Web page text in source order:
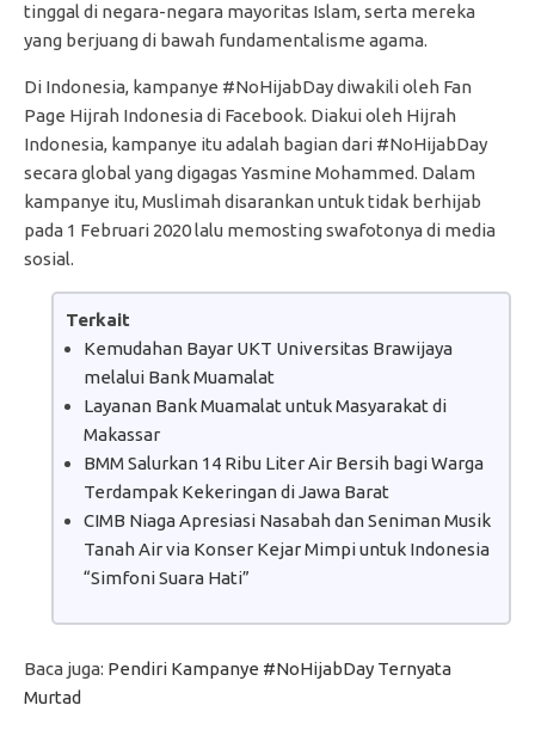
tinggal di negara-negara mayoritas Islam, serta mereka
yang berjuang di bawah fundamentalisme agama.
Di Indonesia, kampanye #NoHijabDay diwakili oleh Fan
Page Hijrah Indonesia di Facebook. Diakui oleh Hijrah
Indonesia, kampanye itu adalah bagian dari #NoHijabDay
secara global yang digagas Yasmine Mohammed. Dalam
kampanye itu, Muslimah disarankan untuk tidak berhijab
pada 1 Februari 2020 lalu memosting swafotonya di media
sosial.
Terkait
Kemudahan Bayar UKT Universitas Brawijaya
melalui Bank Muamalat
Layanan Bank Muamalat untuk Masyarakat di
Makassar
BMM Salurkan 14 Ribu Liter Air Bersih bagi Warga
Terdampak Kekeringan di Jawa Barat
CIMB Niaga Apresiasi Nasabah dan Seniman Musik
Tanah Air via Konser Kejar Mimpi untuk Indonesia
“Simfoni Suara Hati”
Baca juga: Pendiri Kampanye #NoHijabDay Ternyata
Murtad